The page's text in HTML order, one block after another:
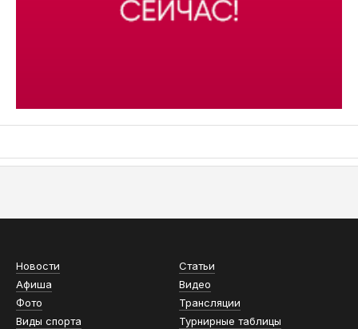
Новости
Статьи
Афиша
Видео
Фото
Трансляции
Виды спорта
Турнирные таблицы